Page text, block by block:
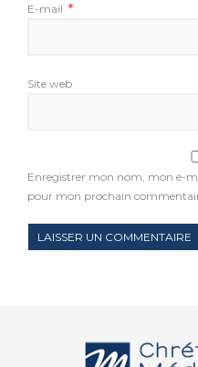
E-mail *
Site web
Enregistrer mon nom, mon e-
pour mon prochain